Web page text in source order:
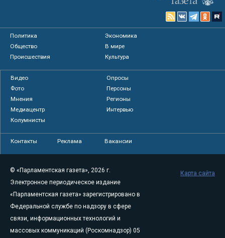
Политика
Экономика
Общество
В мире
Происшествия
Культура
Видео
Опросы
Фото
Персоны
Мнения
Регионы
Медиацентр
Интервью
Колумнисты
Контакты Реклама Вакансии
© «Парламентская газета», 2026 г.
Электронное периодическое издание
«Парламентская газета» зарегистрировано в
Федеральной службе по надзору в сфере
связи, информационных технологий и
массовых коммуникаций (Роскомнадзор) 05
Карта сайта